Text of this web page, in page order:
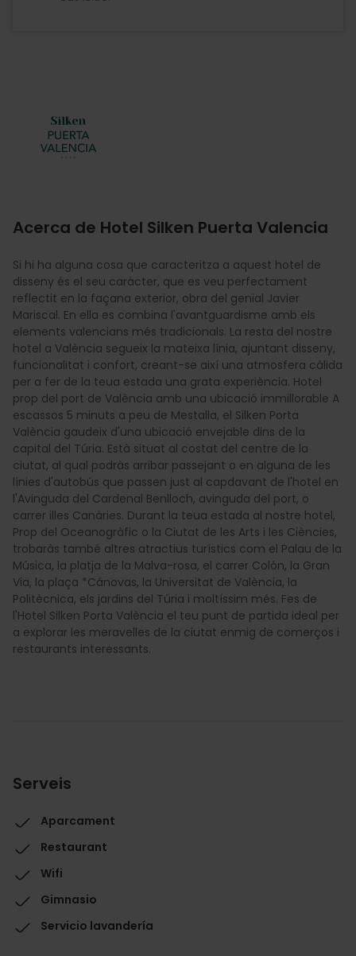
Acerca de Hotel Silken Puerta Valencia
Si hi ha alguna cosa que caracteritza a aquest hotel de
disseny és el seu caràcter, que es veu perfectament
reflectit en la façana exterior, obra del genial Javier
Mariscal. En ella es combina l'avantguardisme amb els
elements valencians més tradicionals. La resta del nostre
hotel a València segueix la mateixa línia, ajuntant disseny,
funcionalitat i confort, creant-se així una atmosfera càlida
per a fer de la teua estada una grata experiència. Hotel
prop del port de València amb una ubicació immillorable A
escassos 5 minuts a peu de Mestalla, el Silken Porta
València gaudeix d'una ubicació envejable dins de la
capital del Túria. Està situat al costat del centre de la
ciutat, al qual podràs arribar passejant o en alguna de les
línies d'autobús que passen just al capdavant de l'hotel en
l'Avinguda del Cardenal Benlloch, avinguda del port, o
carrer illes Canàries. Durant la teua estada al nostre hotel,
Prop del Oceanogràfic o la Ciutat de les Arts i les Ciències,
trobaràs també altres atractius turístics com el Palau de la
Música, la platja de la Malva-rosa, el carrer Colón, la Gran
Via, la plaça *Cánovas, la Universitat de València, la
Politècnica, els jardins del Túria i moltíssim més. Fes de
l'Hotel Silken Porta València el teu punt de partida ideal per
a explorar les meravelles de la ciutat enmig de comerços i
restaurants interessants.
Serveis
Aparcament
Restaurant
Wifi
Gimnasio
Servicio lavandería